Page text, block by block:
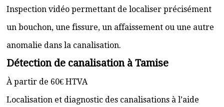
Inspection vidéo permettant de localiser précisément
un bouchon, une fissure, un affaissement ou une autre
anomalie dans la canalisation.
Détection de canalisation à Tamise
À partir de 60€ HTVA
Localisation et diagnostic des canalisations à l’aide